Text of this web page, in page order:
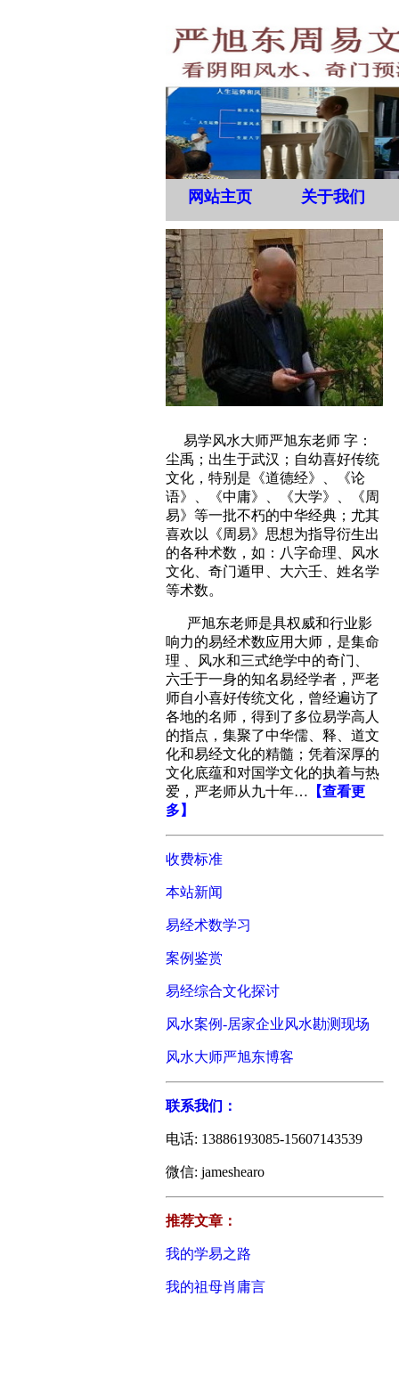
易学风水大师严旭东老师 字：
尘禹；出生于武汉；自幼喜好传统
文化，特别是《道德经》、《论
语》、《中庸》、《大学》、《周
易》等一批不朽的中华经典； 尤其
喜欢以《周易》思想为指导衍生出
的各种术数，如：八字命理、风水
文化、奇门遁甲、大六壬、姓名学
等术数。
严旭东老师是具权威和行业影
响力的易经术数应用大师，是集命
理 、风水和三式绝学中的奇门、
六壬于一身的知名易经学者，严老
师自小喜好传统文化，曾经遍访了
各地的名师，得到了多位易学高人
的指点，集聚了中华儒、释、道文
化和易经文化的精髓；凭着深厚的
文化底蕴和对国学文化的执着与热
爱，严老师从九十年… 【查看更
多】
收费标准
本站新闻
易经术数学习
案例鉴赏
易经综合文化探讨
风水案例-居家企业风水勘测现场
风水大师严旭东博客
联系我们：
电话: 13886193085-15607143539
微信: jameshearo
推荐文章：
我的学易之路
我的祖母肖庸言
网站主页 关于我们